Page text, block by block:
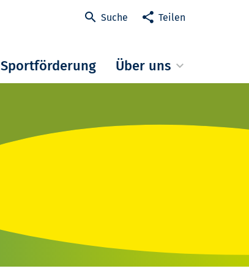
Suche Teilen
Sportförderung Über uns